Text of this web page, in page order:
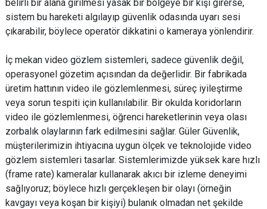
belirli bir alana girilmesi yasak bir bölgeye bir kişi girerse,
sistem bu hareketi algılayıp güvenlik odasında uyarı sesi
çıkarabilir, böylece operatör dikkatini o kameraya yönlendirir.
İç mekan video gözlem sistemleri, sadece güvenlik değil,
operasyonel gözetim açısından da değerlidir. Bir fabrikada
üretim hattının video ile gözlemlenmesi, süreç iyileştirme
veya sorun tespiti için kullanılabilir. Bir okulda koridorların
video ile gözlemlenmesi, öğrenci hareketlerinin veya olası
zorbalık olaylarının fark edilmesini sağlar. Güler Güvenlik,
müşterilerimizin ihtiyacına uygun ölçek ve teknolojide video
gözlem sistemleri tasarlar. Sistemlerimizde yüksek kare hızlı
(frame rate) kameralar kullanarak akıcı bir izleme deneyimi
sağlıyoruz; böylece hızlı gerçekleşen bir olayı (örneğin
kavgayı veya koşan bir kişiyi) bulanık olmadan net şekilde